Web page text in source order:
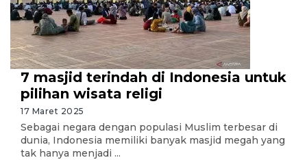
7 masjid terindah di Indonesia untuk
pilihan wisata religi
17 Maret 2025
Sebagai negara dengan populasi Muslim terbesar di
dunia, Indonesia memiliki banyak masjid megah yang
tak hanya menjadi ...